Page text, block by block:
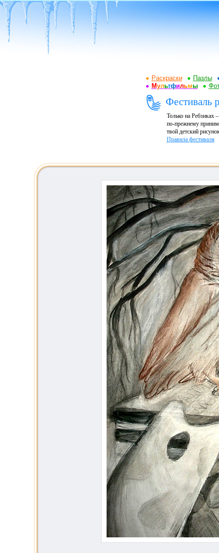
Раскраски
Пазлы
Мультфильмы
Фестиваль
Только на Ребзиках
по-прежнему
твой детский
Правила фестиваля